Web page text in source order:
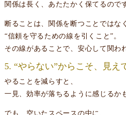
関係は長く、あたたかく保てるので
断ることは、関係を断つことではな
“信頼を守るための線を引くこと”。
その線があることで、安心して関わ
5. “やらない”からこそ、見え
やることを減らすと、
一見、効率が落ちるように感じるか
でも、空いたスペースの中に、